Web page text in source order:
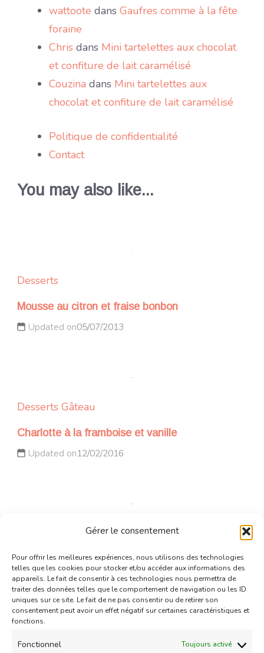
Gérer le consentement
Pour offrir les meilleures expériences, nous utilisons des technologies
telles que les cookies pour stocker et/ou accéder aux informations des
appareils. Le fait de consentir à ces technologies nous permettra de
traiter des données telles que le comportement de navigation ou les ID
uniques sur ce site. Le fait de ne pas consentir ou de retirer son
consentement peut avoir un effet négatif sur certaines caractéristiques et
fonctions.
Fonctionnel Toujours activé
wattoote dans Gaufres comme à la fête
foraine
Chris dans Mini tartelettes aux chocolat
et confiture de lait caramélisé
Couzina dans Mini tartelettes aux
chocolat et confiture de lait caramélisé
Politique de confidentialité
Contact
You may also like...
Desserts
Mousse au citron et fraise bonbon
Updated on05/07/2013
Desserts Gâteau
Charlotte à la framboise et vanille
Updated on12/02/2016
Gâteau
Muffins tout chocolat
03/02/2014